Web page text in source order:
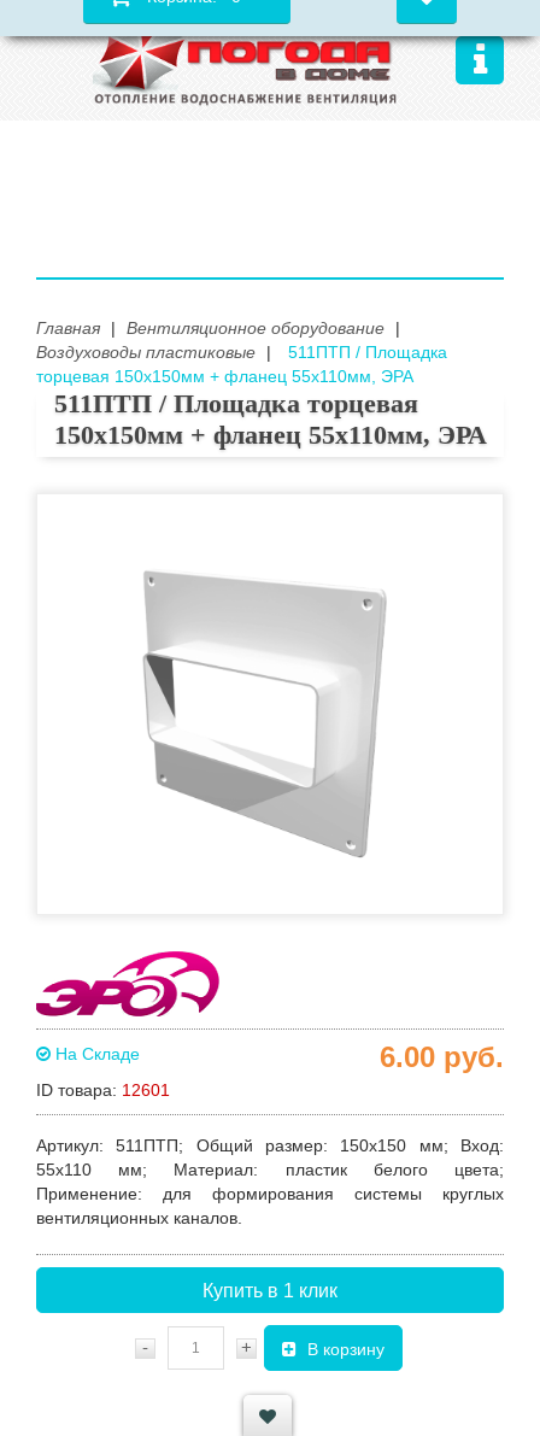
Главная | Вентиляционное оборудование
|
Воздуховоды пластиковые
|
511ПТП / Площадка
торцевая 150х150мм + фланец 55х110мм, ЭРА
511ПТП / Площадка торцевая
150х150мм + фланец 55х110мм, ЭРА
На Складе
ID товара: 12601
6.00 руб.
Артикул: 511ПТП; Общий размер: 150х150 мм; Вход:
55х110 мм; Материал: пластик белого цвета;
Применение: для формирования системы круглых
вентиляционных каналов.
Купить в 1 клик
- + В корзину